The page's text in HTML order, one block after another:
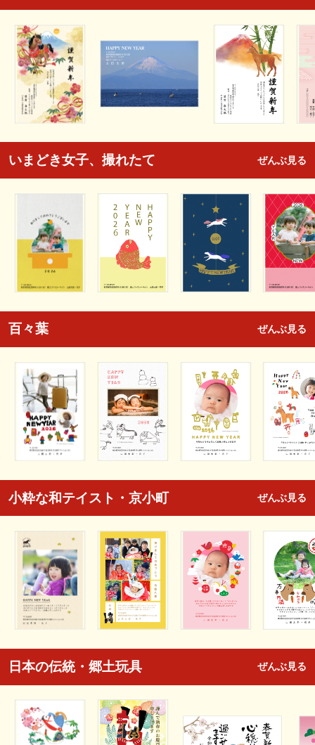
いまどき女子、撮れたて ぜんぶ見る
百々葉 ぜんぶ見る
小粋な和テイスト・京小町 ぜんぶ見る
日本の伝統・郷土玩具 ぜんぶ見る